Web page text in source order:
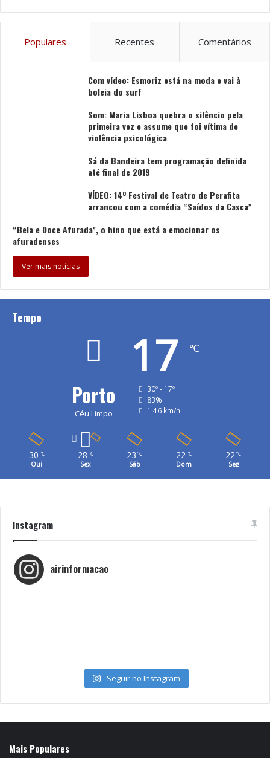
Populares Recentes Comentários
Com vídeo: Esmoriz está na moda e vai à
boleia do surf
Som: Maria Lisboa quebra o silêncio pela
primeira vez e assume que foi vítima de
violência psicológica
Sá da Bandeira tem programação definida
até final de 2019
VÍDEO: 14º Festival de Teatro de Perafita
arrancou com a comédia “Saídos da Casca”
“Bela e Doce Afurada”, o hino que está a emocionar os
afuradenses
Ver mais notícias
Tempo
Porto
Céu Limpo
17 ℃
30º - 17º
83%
1.46 km/h
30 ℃
Qui
28 ℃
Sex
23 ℃
Sáb
22℃
Dom
22℃
Seg
Instagram
airinformacao
Seguir no Instagram
Mais Populares